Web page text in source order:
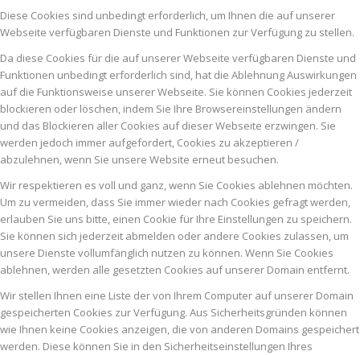
Diese Cookies sind unbedingt erforderlich, um Ihnen die auf unserer
Webseite verfügbaren Dienste und Funktionen zur Verfügung zu stellen.
Da diese Cookies für die auf unserer Webseite verfügbaren Dienste und
Funktionen unbedingt erforderlich sind, hat die Ablehnung Auswirkungen
auf die Funktionsweise unserer Webseite. Sie können Cookies jederzeit
blockieren oder löschen, indem Sie Ihre Browsereinstellungen ändern
und das Blockieren aller Cookies auf dieser Webseite erzwingen. Sie
werden jedoch immer aufgefordert, Cookies zu akzeptieren /
abzulehnen, wenn Sie unsere Website erneut besuchen.
Wir respektieren es voll und ganz, wenn Sie Cookies ablehnen möchten.
Um zu vermeiden, dass Sie immer wieder nach Cookies gefragt werden,
erlauben Sie uns bitte, einen Cookie für Ihre Einstellungen zu speichern.
Sie können sich jederzeit abmelden oder andere Cookies zulassen, um
unsere Dienste vollumfänglich nutzen zu können. Wenn Sie Cookies
ablehnen, werden alle gesetzten Cookies auf unserer Domain entfernt.
Wir stellen Ihnen eine Liste der von Ihrem Computer auf unserer Domain
gespeicherten Cookies zur Verfügung. Aus Sicherheitsgründen können
wie Ihnen keine Cookies anzeigen, die von anderen Domains gespeichert
werden. Diese können Sie in den Sicherheitseinstellungen Ihres